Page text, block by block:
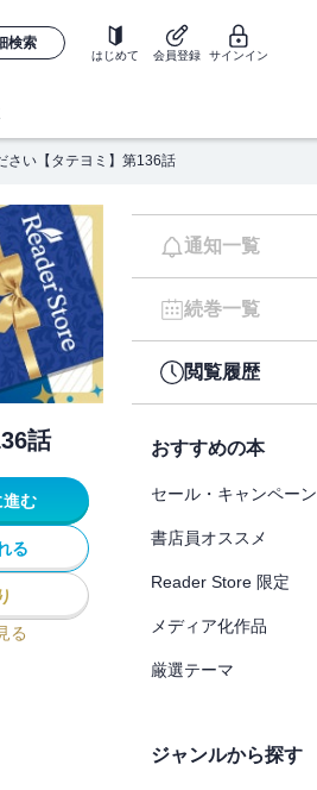
検索
はじめて 会員登録 サインイン
さい【タテヨミ】第136話
話
進む
る
る
通知一覧
続巻一覧
閲覧履歴
おすすめの本
セール・キャンペーン
書店員オススメ
Reader Store 限定
メディア化作品
厳選テーマ
ジャンルから探す